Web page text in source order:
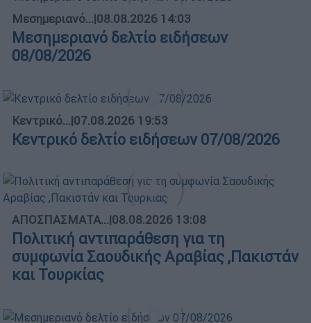
Μεσημεριανό...|08.08.2026 14:03
Μεσημεριανό δελτίο ειδήσεων
08/08/2026
Κεντρικό...|07.08.2026 19:53
Κεντρικό δελτίο ειδήσεων 07/08/2026
ΑΠΟΣΠΑΣΜΑΤΑ...|08.08.2026 13:08
Πολιτική αντιπαράθεση για τη
συμφωνία Σαουδικής Αραβίας ,Πακιστάν
και Τουρκίας